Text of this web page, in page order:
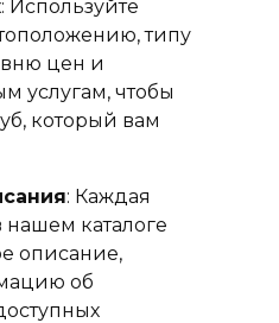
: Используйте
типу
цен и
услугам, чтобы
который вам
: Каждая
каталоге
описание,
об